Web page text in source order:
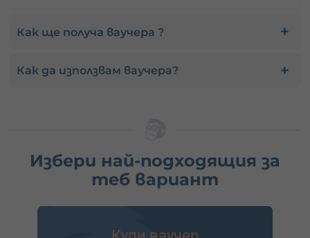
Как ще получа ваучера ?
Как да използвам ваучера?
Избери най-подходящия за
теб вариант